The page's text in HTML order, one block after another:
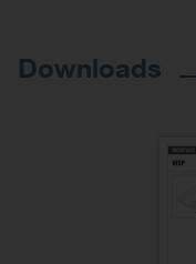
Downloads